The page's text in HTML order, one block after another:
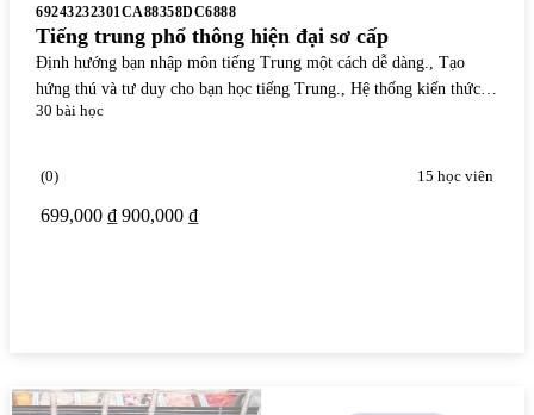
69243232301CA88358DC6888
Tiếng trung phổ thông hiện đại sơ cấp
Định hướng bạn nhập môn tiếng Trung một cách dễ dàng., Tạo
hứng thú và tư duy cho bạn học tiếng Trung., Hệ thống kiến thức
logic đi từ đơn giản đến phức tạp
30 bài học
(0) 15 học viên
699,000 ₫ 900,000 ₫